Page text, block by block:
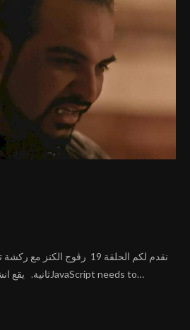
ثانية. يقع انشاء رابط المشاهدةشاهد الآنJavaScript needs to…